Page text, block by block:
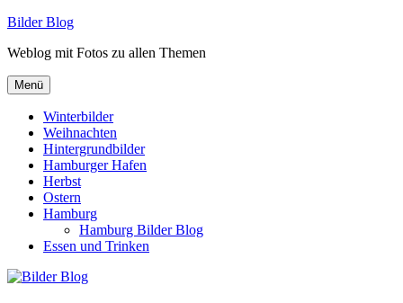
Zum
springen
Bilder Blog
Weblog mit Fotos zu allen Themen
Menü
Winterbilder
Weihnachten
Hintergrundbilder
Hamburger Hafen
Herbst
Ostern
Hamburg
Hamburg Bilder Blog
Essen und Trinken